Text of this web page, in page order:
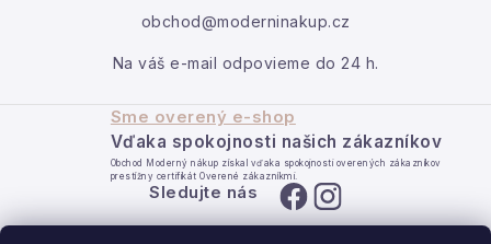
obchod@moderninakup.cz
Na váš e-mail odpovieme do 24 h.
Sme overený e-shop
Vďaka spokojnosti našich zákazníkov
Obchod Moderný nákup získal vďaka spokojnosti overených zákazníkov
prestížny certifikát Overené zákazníkmi.
Sledujte nás